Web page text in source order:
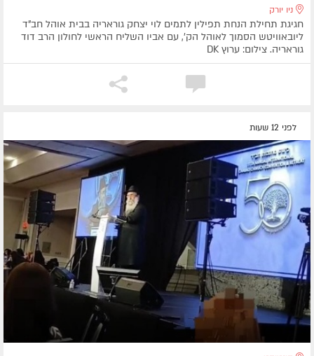
ניו יורק
חגיגת תחילת הנחת תפילין לתמים לוי יצחק גוראריה בבית אוהל חב"ד
ליובאוויטש הסמוך לאוהל הק', עם אביו השליח הראשי לחולון הרב דוד
גוראריה. צילום: ערוץ DK
לפני 12 שעות